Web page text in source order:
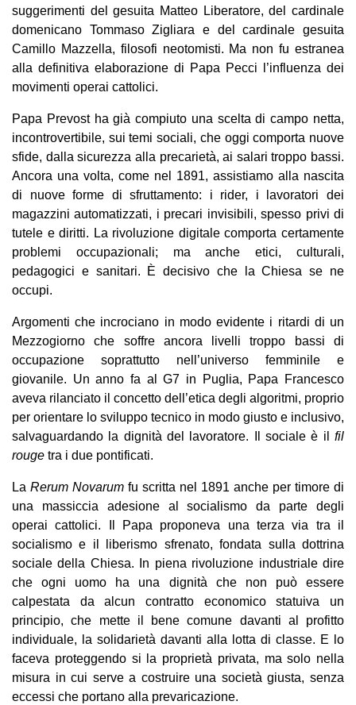
suggerimenti del gesuita Matteo Liberatore, del cardinale
domenicano Tommaso Zigliara e del cardinale gesuita
Camillo Mazzella, filosofi neotomisti. Ma non fu estranea
alla definitiva elaborazione di Papa Pecci l’influenza dei
movimenti operai cattolici.
Papa Prevost ha già compiuto una scelta di campo netta,
incontrovertibile, sui temi sociali, che oggi comporta nuove
sfide, dalla sicurezza alla precarietà, ai salari troppo bassi.
Ancora una volta, come nel 1891, assistiamo alla nascita
di nuove forme di sfruttamento: i rider, i lavoratori dei
magazzini automatizzati, i precari invisibili, spesso privi di
tutele e diritti. La rivoluzione digitale comporta certamente
problemi occupazionali; ma anche etici, culturali,
pedagogici e sanitari. È decisivo che la Chiesa se ne
occupi.
Argomenti che incrociano in modo evidente i ritardi di un
Mezzogiorno che soffre ancora livelli troppo bassi di
occupazione soprattutto nell’universo femminile e
giovanile. Un anno fa al G7 in Puglia, Papa Francesco
aveva rilanciato il concetto dell’etica degli algoritmi, proprio
per orientare lo sviluppo tecnico in modo giusto e inclusivo,
salvaguardando la dignità del lavoratore. Il sociale è il fil
rouge tra i due pontificati.
La Rerum Novarum fu scritta nel 1891 anche per timore di
una massiccia adesione al socialismo da parte degli
operai cattolici. Il Papa proponeva una terza via tra il
socialismo e il liberismo sfrenato, fondata sulla dottrina
sociale della Chiesa. In piena rivoluzione industriale dire
che ogni uomo ha una dignità che non può essere
calpestata da alcun contratto economico statuiva un
principio, che mette il bene comune davanti al profitto
individuale, la solidarietà davanti alla lotta di classe. E lo
faceva proteggendo si la proprietà privata, ma solo nella
misura in cui serve a costruire una società giusta, senza
eccessi che portano alla prevaricazione.